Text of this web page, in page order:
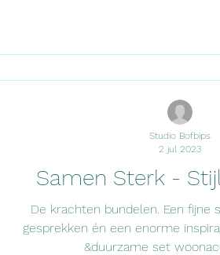
Samen Sterk -
De krachten bundelen. Een fijne
gesprekken én een enorme
&duurzame set
Studio Bofbips
2 jul 2023